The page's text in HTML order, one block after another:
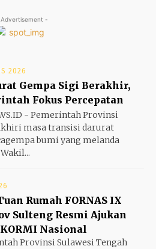
-
2026
Gempa Sigi Berakhir,
Fokus Percepatan
- Pemerintah Provinsi
masa transisi darurat
bumi yang melanda
Rumah FORNAS IX
Sulteng Resmi Ajukan
Nasional
Provinsi Sulawesi Tengah